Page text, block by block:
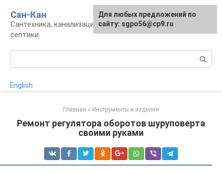
контенту
Сан-Кан
Сантехника, канализация, водопровод,
септики
English
Главная » Инструменты и изделия
Ремонт регулятора оборотов шуруповерта
своими руками
Для любых предложений по
сайту: sgpo56@cp9.ru